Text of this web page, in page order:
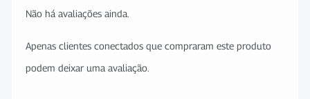
Não há avaliações ainda.
Apenas clientes conectados que compraram este produto
podem deixar uma avaliação.